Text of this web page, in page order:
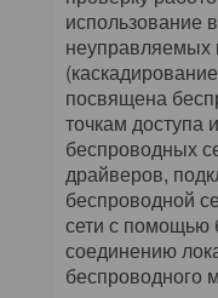
использование
неуправляемых
посвящена
точкам доступа
беспроводных
драйверов,
беспроводной
сети с помощью
соединению
беспроводного